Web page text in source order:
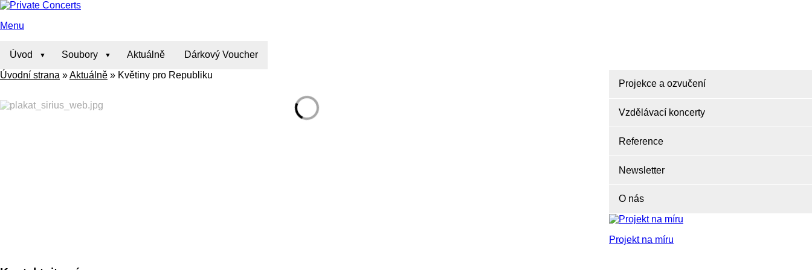
Menu
Úvod Soubory Aktuálně
Dárkový Voucher
Úvodní strana »Aktuálně » Květiny pro Republiku
Projekce a ozvučení
Vzdělávací koncerty
Reference
Newsletter
O nás
Projekt na míru